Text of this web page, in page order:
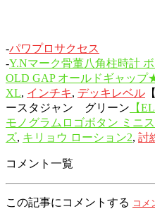
-パワプロサクセス
-Y.Nマーク骨董八角柱時計
OLD GAP オールドギャッ
XL, インチキ, デッキレベル
ースタジャン グリーン 【
モノグラムロゴボタン ミニ
ズ, キリョウ ローション2, 討
コメント一覧
この記事にコメントする コメ